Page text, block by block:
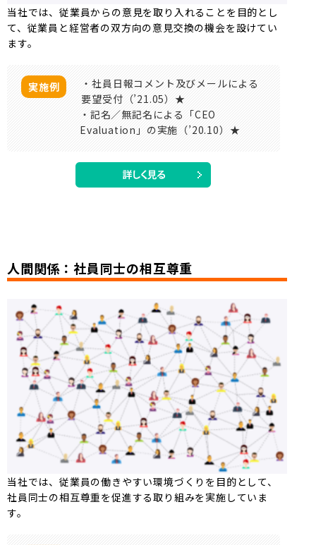
当社では、従業員からの意見を取り入れることを目的とし
て、従業員と経営者の双方向の意見交換の機会を設けてい
ます。
実施例
・社員日報コメント及びメールによる
要望受付（’21.05）★
・記名／無記名による「CEO
Evaluation」の実施（’20.10）★
人間関係：社員同士の相互尊重
当社では、従業員の働きやすい環境づくりを目的として、
社員同士の相互尊重を促進する取り組みを実施していま
す。